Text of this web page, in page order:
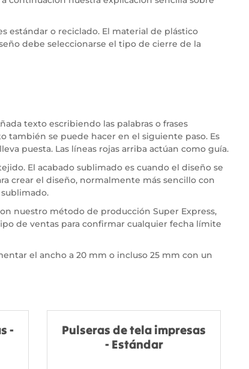
estándar o reciclado. El material de plástico
debe seleccionarse el tipo de cierre de la
texto escribiendo las palabras o frases
también se puede hacer en el siguiente paso. Es
puesta. Las líneas rojas arriba actúan como guía.
El acabado sublimado es cuando el diseño se
crear el diseño, normalmente más sencillo con
nuestro método de producción Super Express,
de ventas para confirmar cualquier fecha límite
el ancho a 20 mm o incluso 25 mm con un
-
Pulseras de tela impresas
- Estándar